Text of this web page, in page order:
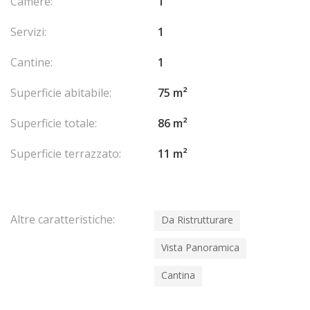
Servizi:
1
Cantine:
1
Superficie abitabile:
75 m²
Superficie totale:
86 m²
Superficie terrazzato:
11 m²
Altre caratteristiche: Da Ristrutturare
Vista Panoramica
Cantina